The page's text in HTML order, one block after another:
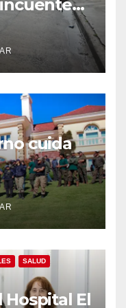
cuida
el
los
SALUD
El